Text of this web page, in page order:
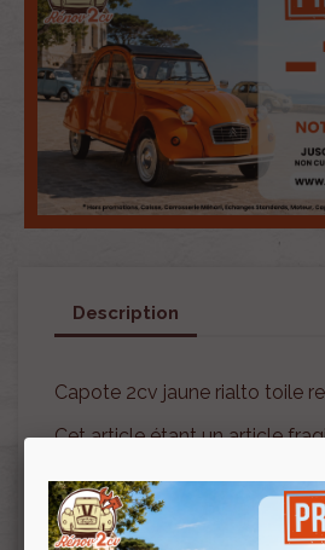
Description
Capote 2cv jaune rialto toile
Cet article étant un article
Veuillez, avant validation de
bien vérifier la couleur ainsi